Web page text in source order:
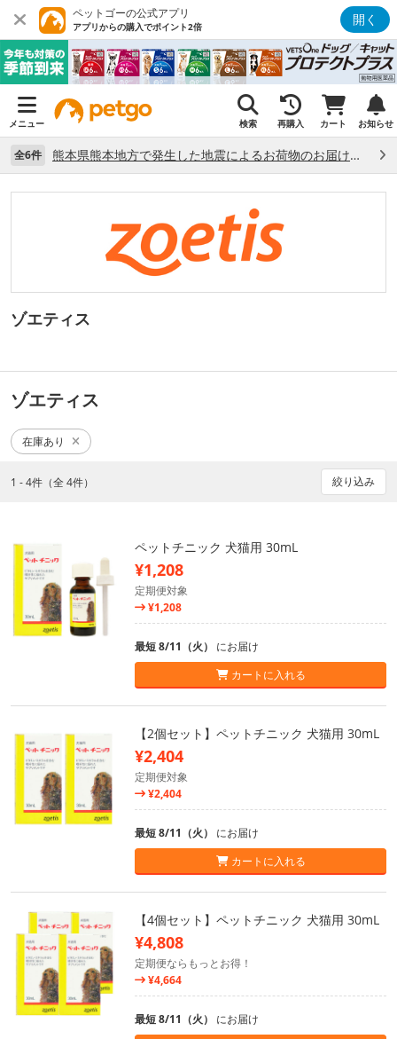
ペットゴーの公式アプリ
アプリからの購入でポイント2倍 開く
メニュー 検索 再購入 カート お知らせ
全6件 熊本県熊本地方で発生した地震によるお荷物のお届け状況について （7/28）
ゾエティス
ゾエティス
在庫あり
1 - 4件（全 4件） 絞り込み
ペットチニック 犬猫用 30mL
¥1,208
定期便対象
¥1,208
最短 8/11（火） にお届け
カートに入れる
【2個セット】ペットチニック 犬猫用 30mL
¥2,404
定期便対象
¥2,404
最短 8/11（火） にお届け
カートに入れる
【4個セット】ペットチニック 犬猫用 30mL
¥4,808
定期便ならもっとお得！
¥4,664
最短 8/11（火） にお届け